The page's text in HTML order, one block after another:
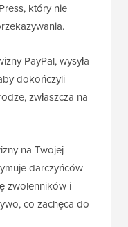
który nie
PayPal, wysyła
dokończyli
zwłaszcza na
na Twojej
darczyńców
zwolenników i
co zachęca do